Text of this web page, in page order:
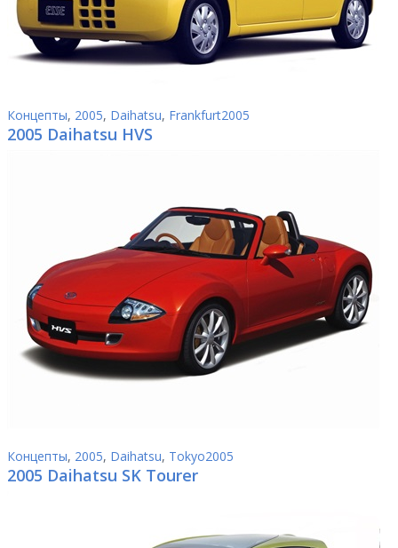
Концепты, 2005, Daihatsu, Frankfurt2005
2005 Daihatsu HVS
Концепты, 2005, Daihatsu, Tokyo2005
2005 Daihatsu SK Tourer